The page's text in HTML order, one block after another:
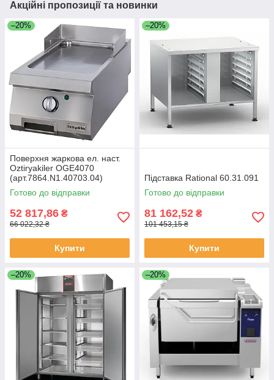
Акційні пропозиції та новинки
–20%
Поверхня жаркова ел. наст.
Oztiryakiler OGE4070
(арт.7864.N1.40703.04)
Готово до відправки
52 817,86 ₴
66 022,32 ₴
Купити
–20%
Підставка Rational 60.31.091
Готово до відправки
81 162,52 ₴
101 453,15 ₴
Купити
–20% –20%